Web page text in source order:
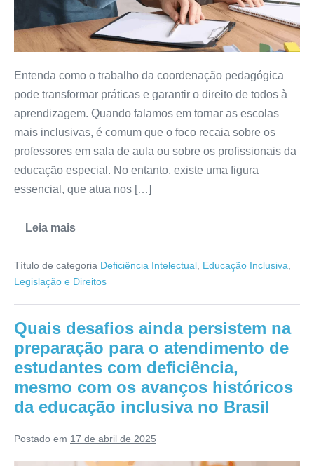
Entenda como o trabalho da coordenação pedagógica
pode transformar práticas e garantir o direito de todos à
aprendizagem. Quando falamos em tornar as escolas
mais inclusivas, é comum que o foco recaia sobre os
professores em sala de aula ou sobre os profissionais da
educação especial. No entanto, existe uma figura
essencial, que atua nos […]
Leia mais
Título de categoria Deficiência Intelectual Educação Inclusiva
Legislação e Direitos
Quais desafios ainda persistem na
preparação para o atendimento de
estudantes com deficiência,
mesmo com os avanços históricos
da educação inclusiva no Brasil
Postado em 17 de abril de 2025